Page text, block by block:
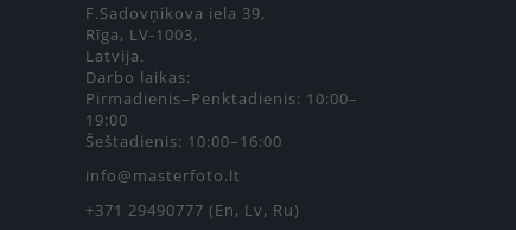
F.Sadovņikova iela 39,
Rīga, LV-1003,
Latvija.
Darbo laikas:
Pirmadienis–Penktadienis: 10:00–
19:00
Šeštadienis: 10:00–16:00
info@masterfoto.lt
+371 29490777 (En, Lv, Ru)